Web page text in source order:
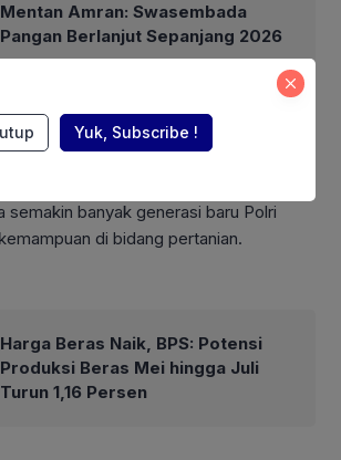
Mentan Amran: Swasembada
Pangan Berlanjut Sepanjang 2026
Sumber Daya Manusia Irjen Pol
perekrutan Bakomsus akan
semakin banyak generasi baru Polri
di bidang pertanian.
Harga Beras Naik, BPS: Potensi
Produksi Beras Mei hingga Juli
Turun 1,16 Persen
Yuk, Subscribe !